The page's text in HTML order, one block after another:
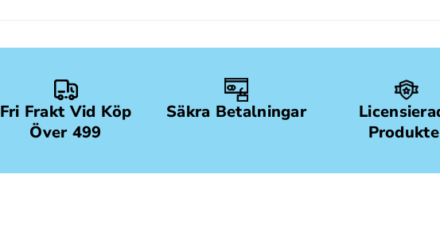
Fri Frakt Vid Köp
Över 499
Säkra Betalningar